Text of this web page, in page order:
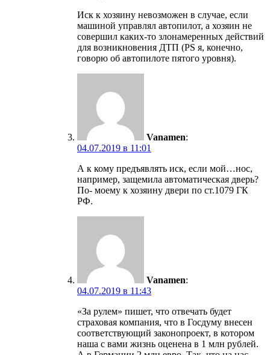
Иск к хозяину невозможен в случае, если
машиной управлял автопилот, а хозяин не
совершил каких-то злонамеренных действий
для возникновения ДТП (PS я, конечно,
говорю об автопилоте пятого уровня).
Vanamen:
04.07.2019 в 11:01
А к кому предъявлять иск, если мой…нос,
например, защемила автоматическая дверь?
По- моему к хозяину двери по ст.1079 ГК
РФ.
Vanamen:
04.07.2019 в 11:43
«За рулем» пишет, что отвечать будет
страховая компания, что в Госдуму внесен
соответствующий законопроект, в котором
наша с вами жизнь оценена в 1 млн рублей.